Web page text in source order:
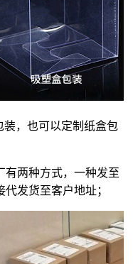
，也可以定制纸盒包
有两种方式，一种发至
发货至客户地址；